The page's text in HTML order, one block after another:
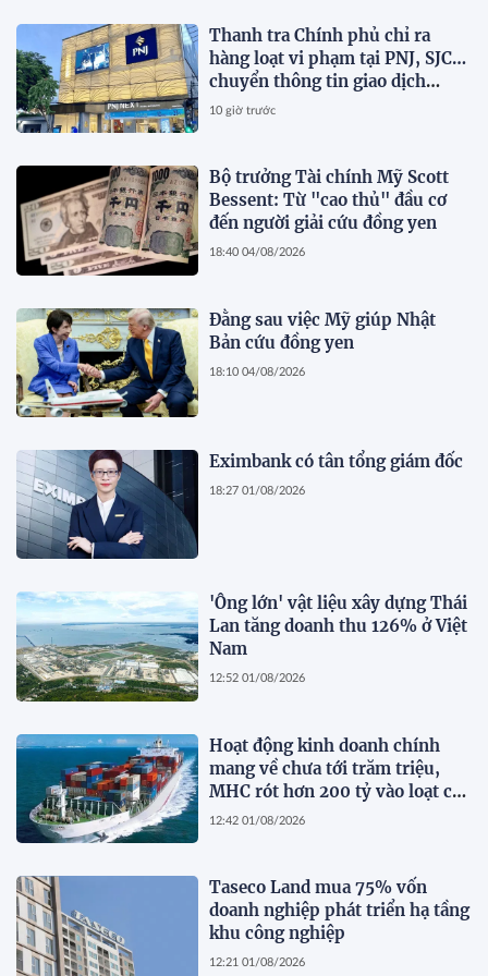
Thanh tra Chính phủ chỉ ra
hàng loạt vi phạm tại PNJ, SJC…
chuyển thông tin giao dịch
2.084 tỷ đồng sang Bộ Công an
10 giờ trước
Bộ trưởng Tài chính Mỹ Scott
Bessent: Từ "cao thủ" đầu cơ
đến người giải cứu đồng yen
18:40 04/08/2026
Đằng sau việc Mỹ giúp Nhật
Bản cứu đồng yen
18:10 04/08/2026
Eximbank có tân tổng giám đốc
18:27 01/08/2026
'Ông lớn' vật liệu xây dựng Thái
Lan tăng doanh thu 126% ở Việt
Nam
12:52 01/08/2026
Hoạt động kinh doanh chính
mang về chưa tới trăm triệu,
MHC rót hơn 200 tỷ vào loạt cổ
phiếu 'họ' Gelex
12:42 01/08/2026
Taseco Land mua 75% vốn
doanh nghiệp phát triển hạ tầng
khu công nghiệp
12:21 01/08/2026